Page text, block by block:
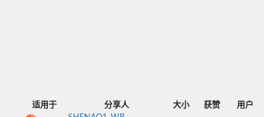
适用于 分享人 大小 获赞 用户